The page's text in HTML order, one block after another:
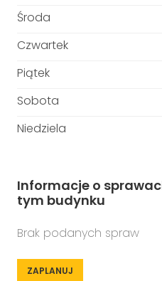
Środa
Czwartek
Piątek
Sobota
Niedziela
Informacje o
tym budynku
Brak podanych spraw
ZAPLANUJ